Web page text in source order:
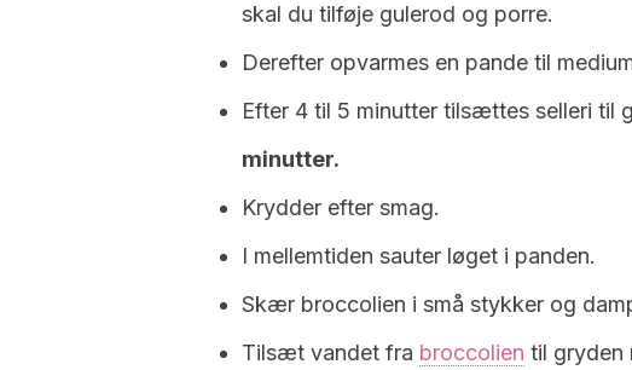
skal du tilføje gulerod og porre.
Derefter opvarmes en pande til
Efter 4 til 5 minutter tilsættes selleri til
minutter.
Krydder efter smag.
I mellemtiden sauter løget i panden.
Skær broccolien i små stykker og
Tilsæt vandet fra broccolien til gryden